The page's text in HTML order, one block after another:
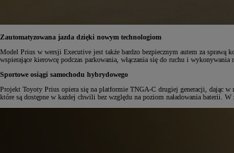
Zautomatyzowana jazda dzięki nowym technologiom
Model Prius w wersji Executive jest także bardzo bezpiecznym autem za
wspierające kierowcę podczas parkowania, włączania się do ruchu i
Sportowe osiągi samochodu hybrydowego
Projekt Toyoty Prius opiera się na platformie TNGA-C drugiej generacji, dając
które są dostępne w każdej chwili bez względu na poziom naładowania